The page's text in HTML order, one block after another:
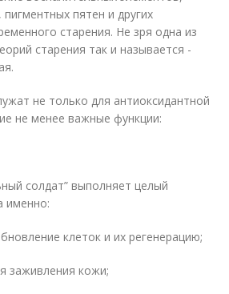
пятен и других
старения. Не зря одна из
старения так и называется -
не только для антиоксидантной
не менее важные функции:
солдат” выполняет целый
именно:
клеток и их регенерацию;
заживления кожи;